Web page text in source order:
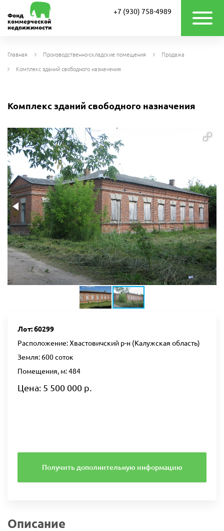
Фонд
коммерческой
недвижимости
+7 (930) 758-4989
Главная Производственно-складские помещения Продажа
Комплекс зданий свободного назначения
Комплекс зданий свободного назначения
Лот: б0299
Расположение: Хвастовичский р-н (Калужская область)
Земля: 600 соток
Помещения, м: 484
Цена: 5 500 000 р.
Получить дополнительную информацию
Описание